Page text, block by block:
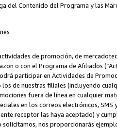
del Contenido del Programa y las
de promoción, de
o con el Programa de Afiliados
participar en Actividades de
de nuestras filiales (incluyendo
fuera de línea en cualquier
en los correos electrónicos,
receptor las haya aceptado) y
solicitamos, nos proporcionarás